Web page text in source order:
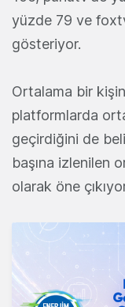
yüzde 79 ve
gösteriyor.
Ortalama bir
platformlarda
geçirdiğini de
başına izlenilen
olarak öne